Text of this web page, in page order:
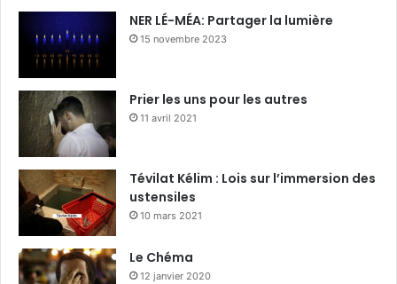
NER LÉ-MÉA: Partager la lumière
15 novembre 2023
Prier les uns pour les autres
11 avril 2021
Tévilat Kélim : Lois sur l’immersion des
ustensiles
10 mars 2021
Le Chéma
12 janvier 2020